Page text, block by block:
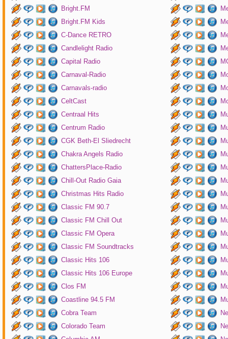
Bright.FM
Bright.FM Kids
C-Dance RETRO
Candlelight Radio
Capital Radio
Carnaval-Radio
Carnavals-radio
CeltCast
Centraal Hits
Centrum Radio
CGK Beth-El Sliedrecht
Chakra Angels Radio
ChattersPlace-Radio
Chill-Out Radio Gaia
Christmas Hits Radio
Classic FM 90.7
Classic FM Chill Out
Classic FM Opera
Classic FM Soundtracks
Classic Hits 106
Classic Hits 106 Europe
Clos FM
Coastline 94.5 FM
Cobra Team
Colorado Team